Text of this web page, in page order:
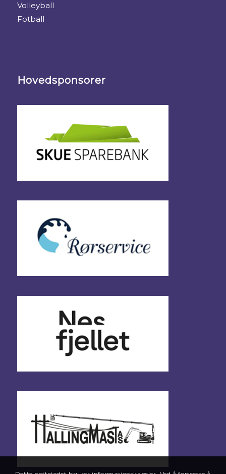
Volleyball
Fotball
Hovedsponsorer